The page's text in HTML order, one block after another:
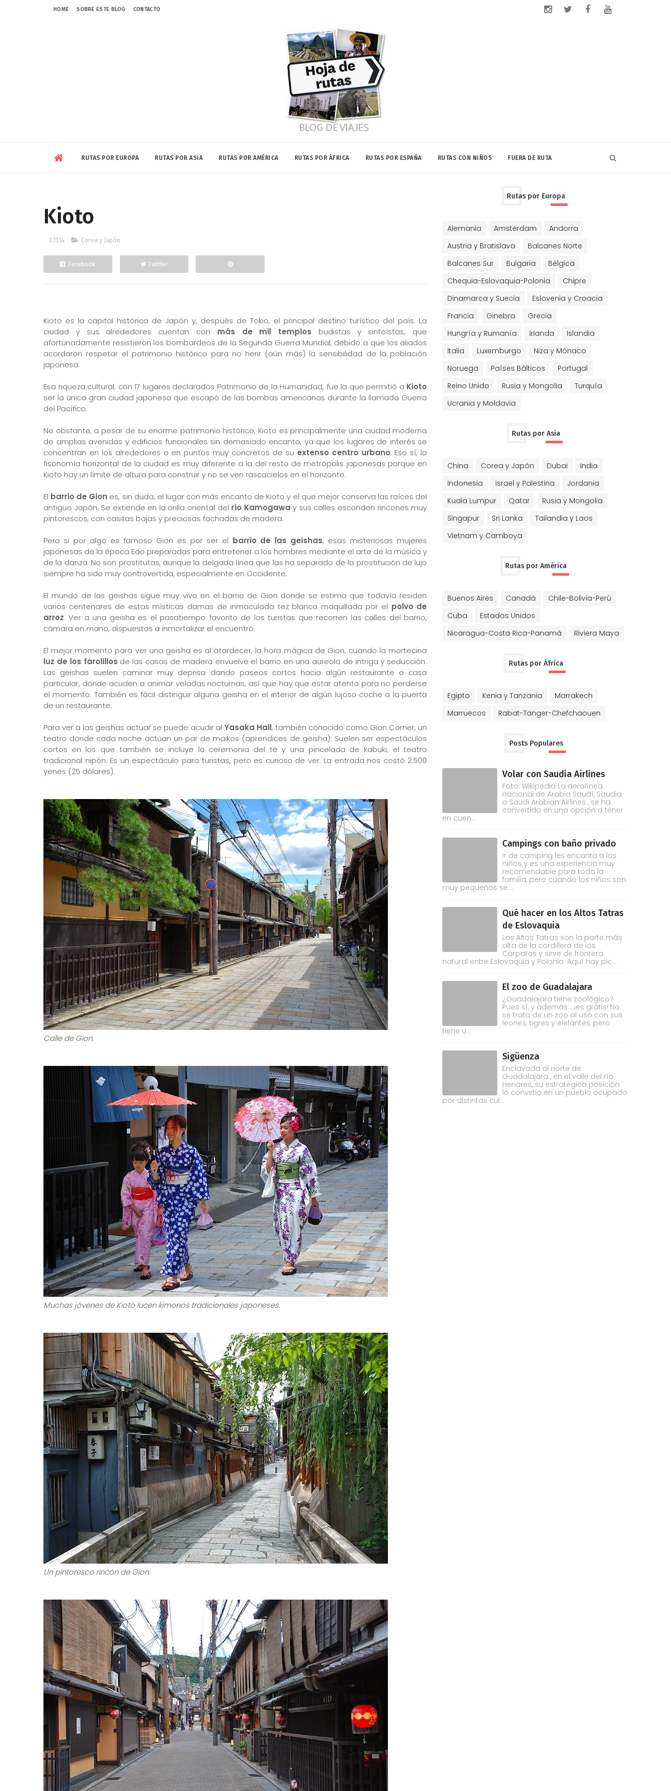
HOME SOBRE ESTE BLOG CONTACTO
RUTAS POR EUROPA RUTAS POR ASIA RUTAS POR AMÉRICA RUTAS POR ÁFRICA RUTAS POR ESPAÑA RUTAS CON NIÑOS FUERA DE RUTA
Kioto
3.11.14 Corea y Japón
Facebook Twitter
Kioto es la capital histórica de Japón y, después de Tokio, el principal destino turístico del país. La
ciudad y sus alrededores cuentan con más de mil templos budistas y sintoístas, que
afortunadamente resistieron los bombardeos de la Segunda Guerra Mundial, debido a que los aliados
acordaron respetar el patrimonio histórico para no herir (aún más) la sensibilidad de la población
japonesa.
Esa riqueza cultural, con 17 lugares declarados Patrimonio de la Humanidad, fue la que permitió a Kioto
ser la única gran ciudad japonesa que escapó de las bombas americanas durante la llamada Guerra
del Pacífico.
No obstante, a pesar de su enorme patrimonio histórico, Kioto es principalmente una ciudad moderna
de amplias avenidas y edificios funcionales sin demasiado encanto, ya que los lugares de interés se
concentran en los alrededores o en puntos muy concretos de su extenso centro urbano. Eso sí, la
fisonomía horizontal de la ciudad es muy diferente a la del resto de metrópolis japonesas porque en
Kioto hay un límite de altura para construir y no se ven rascacielos en el horizonte.
El barrio de Gion es, sin duda, el lugar con más encanto de Kioto y el que mejor conserva las raíces del
antiguo Japón. Se extiende en la orilla oriental del río Kamogawa y sus calles esconden rincones muy
pintorescos, con casitas bajas y preciosas fachadas de madera.
Pero si por algo es famoso Gion es por ser el barrio de las geishas, esas misteriosas mujeres
japonesas de la época Edo preparadas para entretener a los hombres mediante el arte de la música y
de la danza. No son prostitutas, aunque la delgada línea que las ha separado de la prostitución de lujo
siempre ha sido muy controvertida, especialmente en Occidente.
El mundo de las geishas sigue muy vivo en el barrio de Gion donde se estima que todavía residen
varios centenares de estas místicas damas de inmaculada tez blanca maquillada por el polvo de
arroz. Ver a una geisha es el pasatiempo favorito de los turistas que recorren las calles del barrio,
cámara en mano, dispuestos a inmortalizar el encuentro.
El mejor momento para ver una geisha es al atardecer, la hora mágica de Gion, cuando la mortecina
luz de los farolillos de las casas de madera envuelve el barrio en una aureola de intriga y seducción.
Las geishas suelen caminar muy deprisa dando paseos cortos hacia algún restaurante o casa
particular, donde acuden a animar veladas nocturnas, así que hay que estar atento para no perderse
el momento. También es fácil distinguir alguna geisha en el interior de algún lujoso coche a la puerta
de un restaurante.
Para ver a las geishas actuar se puede acudir al Yasaka Hall, también conocido como Gion Corner, un
teatro donde cada noche actúan un par de maikos (aprendices de geisha). Suelen ser espectáculos
cortos en los que también se incluye la ceremonia del té y una pincelada de kabuki, el teatro
tradicional nipón. Es un espectáculo para turistas, pero es curioso de ver. La entrada nos costó 2.500
yenes (25 dólares).
Calle de Gion.
Muchas jóvenes de Kioto lucen kimonos tradicionales japoneses.
Un pintoresco rincón de Gion.
Rutas por Europa
Alemania Amsterdam
Andorra
Austria y Bratislava
Balcanes Norte
Balcanes Sur
Bulgaria
Bélgica
Chequia-Eslovaquia-Polonia
Chipre
Dinamarca y Suecia
Eslovenia y Croacia
Francia
Ginebra
Grecia
Hungría y Rumanía
Irlanda
Islandia
Italia
Luxemburgo
Niza y Mónaco
Noruega
Países Bálticos
Portugal
Reino Unido
Rusia y Mongolia
Turquía
Ucrania y Moldavia
Rutas por Asia
China Corea y Japón Dubai
India
Indonesia
Israel y Palestina
Jordania
Kuala Lumpur
Qatar
Rusia y Mongolia
Singapur
Sri Lanka
Tailandia y Laos
Vietnam y Camboya
Rutas por América
Buenos Aires Canadá
Chile-Bolivia-Perú
Cuba
Estados Unidos
Nicaragua-Costa Rica-Panamá
Riviera Maya
Rutas por África
Egipto Kenia y Tanzania
Marrakech
Marruecos
Rabat-Tanger-Chefchaouen
Posts Populares
Volar con Saudia Airlines
Foto: Wikipedia La aerolínea
nacional de Arabia Saudí, Saudia
o Saudi Arabian Airlines , se ha
convertido en una opción a tener
en cuen...
Campings con baño privado
Ir de camping les encanta a los
niños y es una experiencia muy
recomendable para toda la
familia, pero cuando los niños son
muy pequeños se ...
Qué hacer en los Altos Tatras
de Eslovaquia
Los Altos Tatras son la parte más
alta de la cordillera de los
Cárpatos y sirve de frontera
natural entre Eslovaquia y Polonia. Aquí hay pic...
El zoo de Guadalajara
¿Guadalajara tiene zoológico?
Pues sí, y además... ¡es gratis! No
se trata de un zoo al uso con sus
leones, tigres y elefantes, pero
tiene u...
Sigüenza
Enclavada al norte de
Guadalajara , en el valle del río
Henares, su estratégica posición
lo convirtió en un pueblo ocupado
por distintas cul...